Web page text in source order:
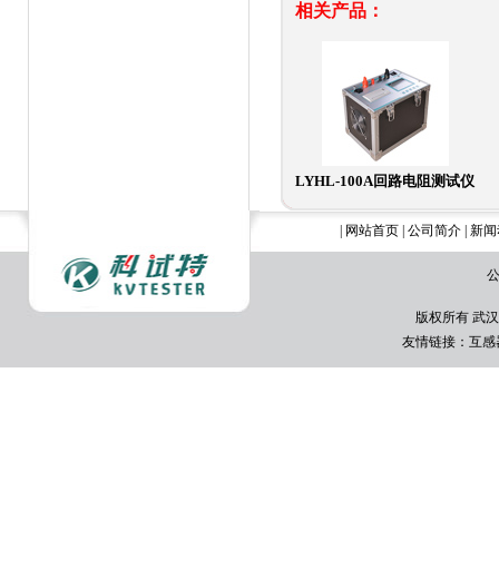
相关产品：
LYHL-100A回路电阻测试仪
网站首页 公司简介 新
版权所有 武
友情链接： 互感